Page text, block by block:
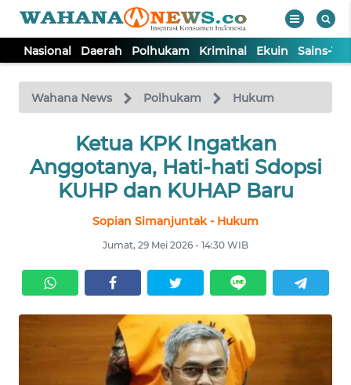
Nasional Daerah Polhukam Kriminal Ekuin Sains-
Wahana News Polhukam Hukum
Ketua KPK Ingatkan
Anggotanya, Hati-hati Sdopsi
KUHP dan KUHAP Baru
Sopian Simanjuntak - Hukum
Jumat, 29 Mei 2026 - 14:30 WIB
TV
Tutup
NASIONAL
DAERAH
KRIMINAL
EKUIN